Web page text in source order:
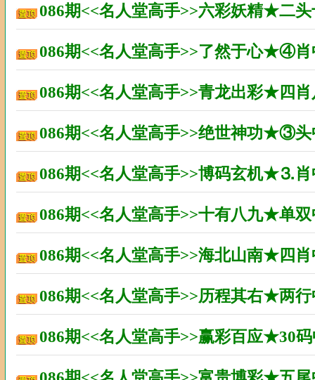
086期<<名人堂高手>>六彩妖精★二
086期<<名人堂高手>>了然于心★④
086期<<名人堂高手>>青龙出彩★四
086期<<名人堂高手>>绝世神功★③
086期<<名人堂高手>>博码玄机★⒊
086期<<名人堂高手>>十有八九★单
086期<<名人堂高手>>海北山南★四
086期<<名人堂高手>>历程其右★两
086期<<名人堂高手>>赢彩百应★30